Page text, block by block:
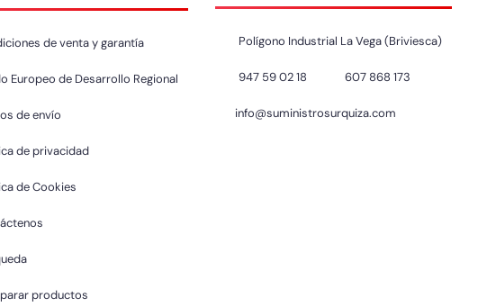
de venta y garantía
Europeo de Desarrollo Regional
de envío
de privacidad
de Cookies
productos
Polígono Industrial La Vega (Briviesca)
947 59 02 18 607 868 173
info@suministrosurquiza.com